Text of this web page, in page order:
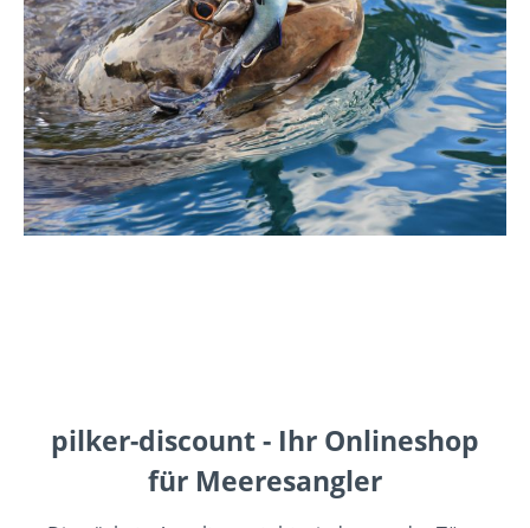
pilker-discount - Ihr Onlineshop
für Meeresangler